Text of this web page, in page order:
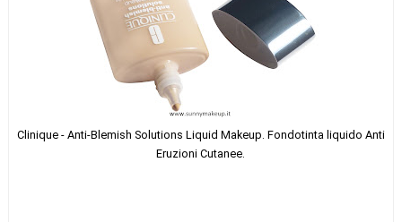
Clinique - Anti-Blemish Solutions Liquid Makeup. Fondotinta liquido Anti
Eruzioni Cutanee.